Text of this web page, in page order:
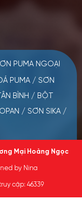
PUMA NGOẠI
PUMA / SƠN
BÌNH / BỘT
/ SƠN SIKA /
Mại Hoàng Ngọc
by Nina
cập: 46339